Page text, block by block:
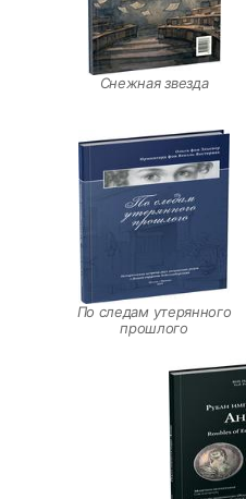
Снежная звезда
По следам утерянного
прошлого